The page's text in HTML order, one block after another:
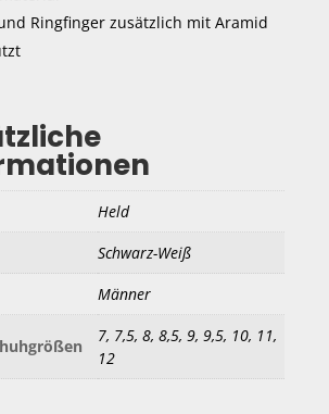
Ringfinger zusätzlich mit Aramid
Held
Schwarz-Weiß
Männer
7, 7,5, 8, 8,5, 9, 9,5, 10, 11,
12